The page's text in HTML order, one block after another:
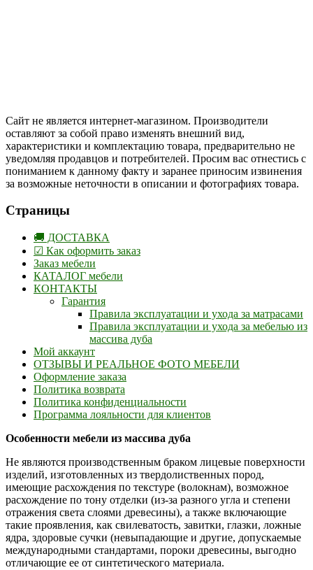
Сайт не является интернет-магазином. Производители
оставляют за собой право изменять внешний вид,
характеристики и комплектацию товара, предварительно не
уведомляя продавцов и потребителей. Просим вас отнестись с
пониманием к данному факту и заранее приносим извинения
за возможные неточности в описании и фотографиях товара.
Страницы
🚚 ДОСТАВКА
☑ Как оформить заказ
Заказ мебели
КАТАЛОГ мебели
КОНТАКТЫ
Гарантия
Правила эксплуатации и ухода за матрасами
Правила эксплуатации и ухода за мебелью из
массива дуба
Мой аккаунт
ОТЗЫВЫ И РЕАЛЬНОЕ ФОТО МЕБЕЛИ
Оформление заказа
Политика возврата
Политика конфиденциальности
Программа лояльности для клиентов
Особенности мебели из массива дуба
Не являются производственным браком лицевые поверхности
изделий, изготовленных из твердолиственных пород,
имеющие расхождения по текстуре (волокнам), возможное
расхождение по тону отделки (из-за разного угла и степени
отражения света слоями древесины), а также включающие
такие проявления, как свилеватость, завитки, глазки, ложные
ядра, здоровые сучки (невыпадающие и другие, допускаемые
международными стандартами, пороки древесины, выгодно
отличающие ее от синтетического материала.